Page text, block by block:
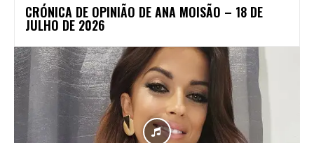
CRÓNICA DE OPINIÃO DE ANA MOISÃO – 18 DE
JULHO DE 2026